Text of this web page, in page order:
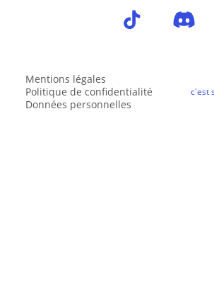
Mentions légales
Politique de confidentialité
Données personnelles